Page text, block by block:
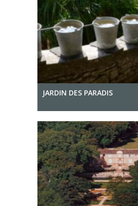
JARDIN DES PARADIS